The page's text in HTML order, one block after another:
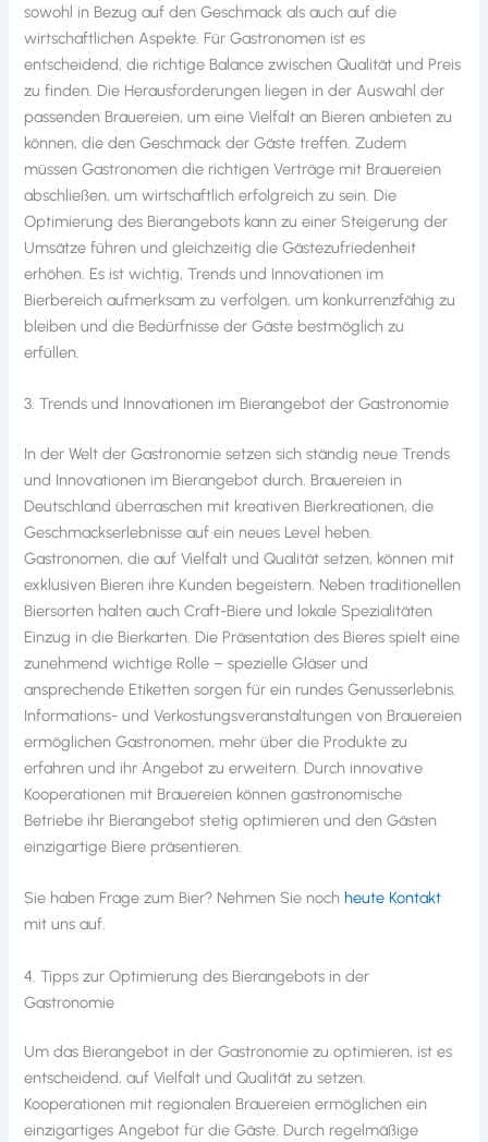
sowohl in Bezug auf den Geschmack als auch auf die
wirtschaftlichen Aspekte. Für Gastronomen ist es
entscheidend, die richtige Balance zwischen Qualität und Preis
zu finden. Die Herausforderungen liegen in der Auswahl der
passenden Brauereien, um eine Vielfalt an Bieren anbieten zu
können, die den Geschmack der Gäste treffen. Zudem
müssen Gastronomen die richtigen Verträge mit Brauereien
abschließen, um wirtschaftlich erfolgreich zu sein. Die
Optimierung des Bierangebots kann zu einer Steigerung der
Umsätze führen und gleichzeitig die Gästezufriedenheit
erhöhen. Es ist wichtig, Trends und Innovationen im
Bierbereich aufmerksam zu verfolgen, um konkurrenzfähig zu
bleiben und die Bedürfnisse der Gäste bestmöglich zu
erfüllen.
3. Trends und Innovationen im Bierangebot der Gastronomie
In der Welt der Gastronomie setzen sich ständig neue Trends
und Innovationen im Bierangebot durch. Brauereien in
Deutschland überraschen mit kreativen Bierkreationen, die
Geschmackserlebnisse auf ein neues Level heben.
Gastronomen, die auf Vielfalt und Qualität setzen, können mit
exklusiven Bieren ihre Kunden begeistern. Neben traditionellen
Biersorten halten auch Craft-Biere und lokale Spezialitäten
Einzug in die Bierkarten. Die Präsentation des Bieres spielt eine
zunehmend wichtige Rolle – spezielle Gläser und
ansprechende Etiketten sorgen für ein rundes Genusserlebnis.
Informations- und Verkostungsveranstaltungen von Brauereien
ermöglichen Gastronomen, mehr über die Produkte zu
erfahren und ihr Angebot zu erweitern. Durch innovative
Kooperationen mit Brauereien können gastronomische
Betriebe ihr Bierangebot stetig optimieren und den Gästen
einzigartige Biere präsentieren.
Sie haben Frage zum Bier? Nehmen Sie nochheute Kontakt
mit uns auf.
4. Tipps zur Optimierung des Bierangebots in der
Gastronomie
Um das Bierangebot in der Gastronomie zu optimieren, ist es
entscheidend, auf Vielfalt und Qualität zu setzen.
Kooperationen mit regionalen Brauereien ermöglichen ein
einzigartiges Angebot für die Gäste. Durch regelmäßige